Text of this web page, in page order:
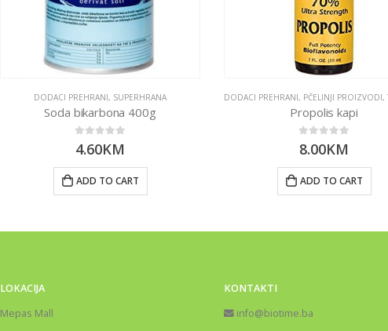
DODACI PREHRANI, SUPERHRANA
Soda bikarbona 400g
out of 5
4.60KM
ADD TO CART
DODACI PREHRANI, PČELINJI PROIZVODI,
Propolis kapi
0out of 5
8.00KM
ADD TO CART
LOKACIJA
Mepas Mall
KONTAKTI
info@biotime.ba